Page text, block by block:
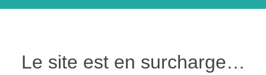
Le site est en surcharge…